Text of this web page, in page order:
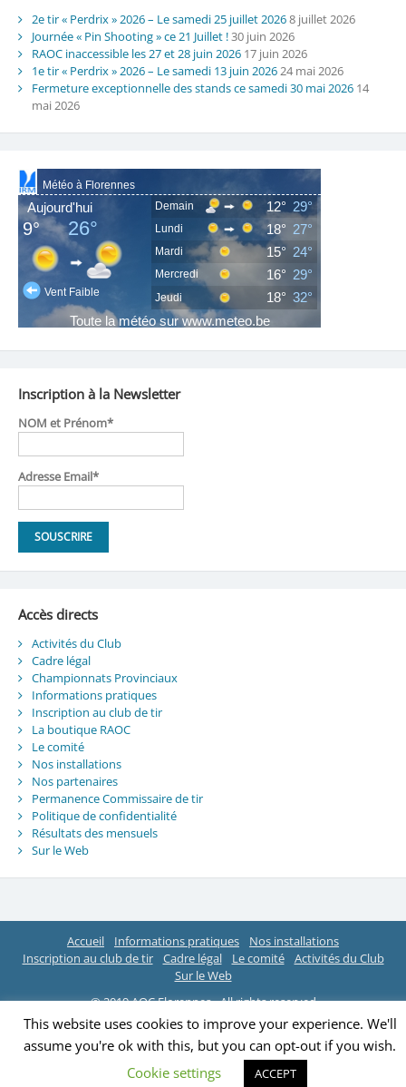
2e tir « Perdrix » 2026 – Le samedi 25 juillet 20268 juillet 2026
Journée « Pin Shooting » ce 21 Juillet !30 juin 2026
RAOC inaccessible les 27 et 28 juin 2026 17 juin 2026
1e tir « Perdrix » 2026 – Le samedi 13 juin 202624 mai 2026
Fermeture exceptionnelle des stands ce samedi 30 mai 2026 14
mai 2026
Inscription à la Newsletter
NOM et Prénom*
Adresse Email*
Accès directs
Activités du Club
Cadre légal
Championnats Provinciaux
Informations pratiques
Inscription au club de tir
La boutique RAOC
Le comité
Nos installations
Nos partenaires
Permanence Commissaire de tir
Politique de confidentialité
Résultats des mensuels
Sur le Web
Accueil Informations pratiques
Nos installations
Inscription au club de tir
Cadre légal Le comité
Activités du Club
Sur le Web
© 2019 AOC Florennes - All rights reserved
This website uses cookies to improve your experience. We'll
assume you're ok with this, but you can opt-out if you wish.
Cookie settings
ACCEPT